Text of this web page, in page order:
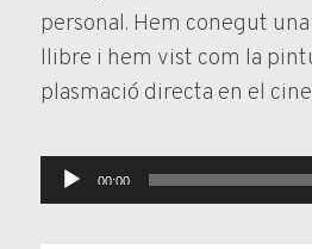
personal. Hem conegut
llibre i hem vist com la
plasmació directa en el
Reproductor
d'àudio
00:00